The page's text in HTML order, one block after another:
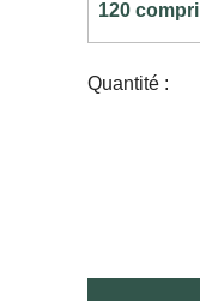
Quantité :